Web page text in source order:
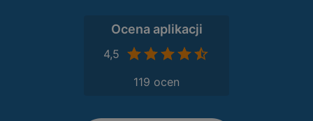
Ocena aplikacji
4,5
119 ocen